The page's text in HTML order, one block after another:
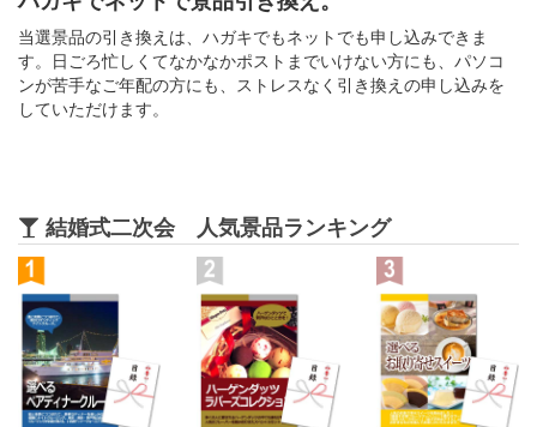
当選景品の引き換えは、ハガキでもネットでも申し込みできま
す。日ごろ忙しくてなかなかポストまでいけない方にも、パソコ
ンが苦手なご年配の方にも、ストレスなく引き換えの申し込みを
していただけます。
結婚式二次会 人気景品ランキング